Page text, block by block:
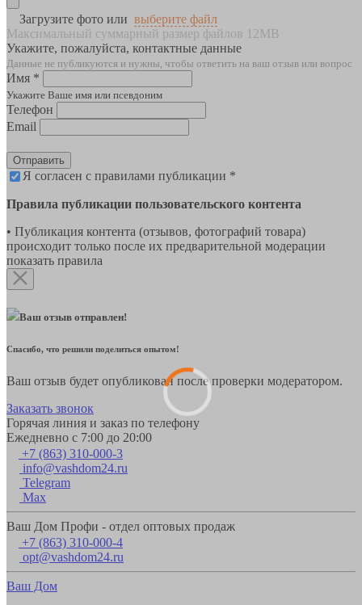
Загрузите фото или выберите файл
Максимальный суммарный размер файлов 12MB
Укажите, пожалуйста, контактные данные
Данные не публикуются и нужны, чтобы ответить на ваш отзыв или вопрос
Имя *
Укажите Ваше имя или псевдоним
Телефон
Email
Отправить
Я согласен с правилами публикации *
Правила публикации пользовательского контента
• Публикация контента (отзывов, фотографий товара)
происходит только после их предварительной модерации
показать правила
Ваш отзыв отправлен!
Спасибо, что решили поделиться опытом!
Ваш отзыв будет опубликован после проверки модератором.
Заказать звонок
Горячая линия и заказ по телефону
Ежедневно с 7:00 до 20:00
+7 (863) 310-000-3
info@vashdom24.ru
Telegram
Max
Ваш Дом Профи - отдел оптовых продаж
+7 (863) 310-000-4
opt@vashdom24.ru
Ваш Дом